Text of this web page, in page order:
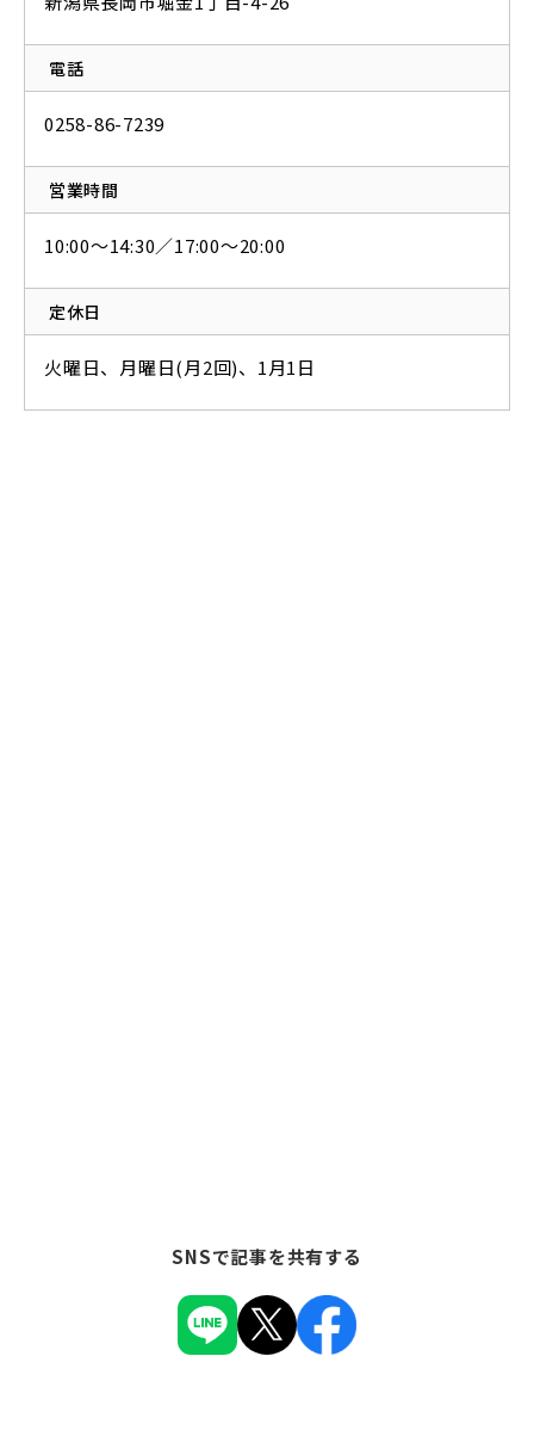
電話
0258-86-7239⁡
営業時間
10:00～14:30／17:00～20:00
定休日
火曜日、月曜日(月2回)、1月1日
SNSで記事を共有する